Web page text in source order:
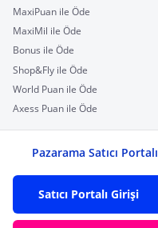
MaxiPuan ile Öde
MaxiMil ile Öde
Bonus ile Öde
Shop&Fly ile Öde
World Puan ile Öde
Axess Puan ile Öde
Pazarama Satıcı Portalı
Satıcı Portalı Girişi